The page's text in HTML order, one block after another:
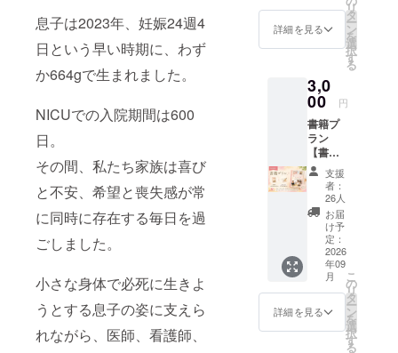
息子は2023年、妊娠24週4
日という早い時期に、わず
か664gで生まれました。
NICUでの入院期間は600
日。
その間、私たち家族は喜び
と不安、希望と喪失感が常
に同時に存在する毎日を過
ごしました。
小さな身体で必死に生きよ
うとする息子の姿に支えら
れながら、医師、看護師、
人生を歩ん
と」を伝え
ていきたい
と考えてい
いたし
ます。
※応援の
わせて
お選び
いただ
けるプ
ランで
す。
3000円
の応援
プラン
とリ
ターン
内容は
同一で
す。
1冊分相
当の書
がりま
す。 活
動の様
子や寄
贈のご
報告
は、
CAMPF
IRE の
活動報
告や
SNSを
通して
お届け
いたし
ます。
※応援の
ジェク
トに共
感し、
活動を
く支え
てくだ
さる方
向けの
プラン
です。
いただ
いたご
支援
は、書
籍の寄
贈や講
演活動
などに
大切に
活用さ
せてい
ます。
詳細を見る
リ
タ
ー
ン
を
選
択
す
る
3,0
00 円
書籍プ
ラン
【書籍
１冊＋
サイ
ン】 ・
書籍
『ちい
さなタ
カラモ
ノ〜
664gの
命と
NICU60
0日〜』
1冊 ・
支援
者：
26人
お届
け予
定：
2026
年09
月
詳細を見る
こ
の
リ
タ
ー
ン
を
選
択
す
る